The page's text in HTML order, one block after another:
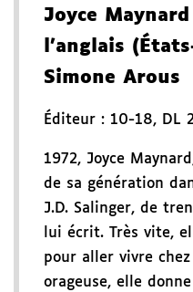
Joyce Maynard
l'anglais
Simone Arous
Éditeur : 10-18, DL
1972, Joyce
de sa génération
J.D. Salinger, de
lui écrit. Très vite,
pour aller vivre
orageuse, elle